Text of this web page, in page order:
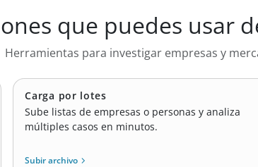
que puedes usar
Herramientas para investigar empresas y
Carga por lotes
Sube listas de empresas o personas y analiza
múltiples casos en minutos.
Subir archivo